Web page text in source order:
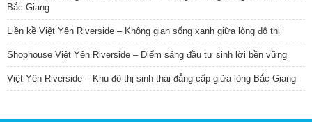
Bắc Giang
Liền kề Việt Yên Riverside – Không gian sống xanh giữa lòng đô thị
Shophouse Việt Yên Riverside – Điểm sáng đầu tư sinh lời bền vững
Việt Yên Riverside – Khu đô thị sinh thái đẳng cấp giữa lòng Bắc Giang